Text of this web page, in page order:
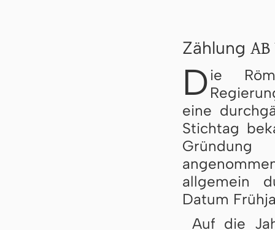
Zählung AB
D ie
eine
Stichtag
allgemein
Datum
Auf die